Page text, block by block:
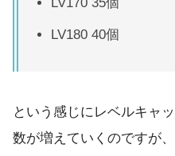
LV170 35個
LV180 40個
という感じにレベルキャ
数が増えていくのですが